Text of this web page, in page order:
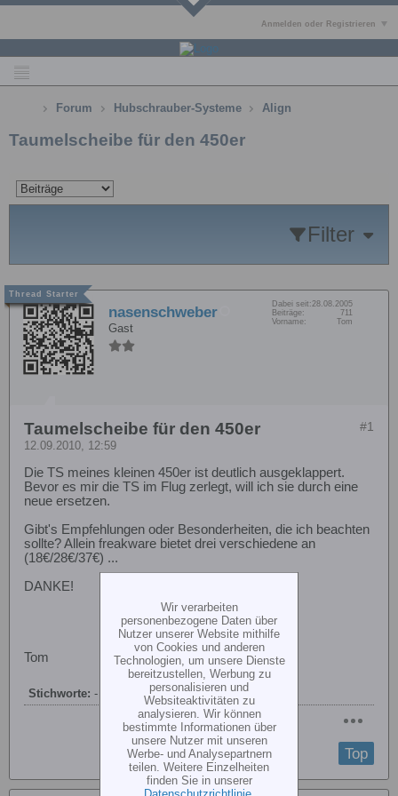
Anmelden oder Registrieren
Forum Hubschrauber-Systeme Align
Taumelscheibe für den 450er
Filter
nasenschweber
Gast
Dabei seit:28.08.2005
Beiträge:
711
Vorname:
Tom
#1
Taumelscheibe für den 450er
12.09.2010, 12:59
Die TS meines kleinen 450er ist deutlich ausgeklappert.
Bevor es mir die TS im Flug zerlegt, will ich sie durch eine
neue ersetzen.
Gibt's Empfehlungen oder Besonderheiten, die ich beachten
sollte? Allein freakware bietet drei verschiedene an
(18€/28€/37€) ...
DANKE!
Tom
Stichworte: -
Top
Wir verarbeiten
personenbezogene Daten über
Nutzer unserer Website mithilfe
von Cookies und anderen
Technologien, um unsere Dienste
bereitzustellen, Werbung zu
personalisieren und
Websiteaktivitäten zu
analysieren. Wir können
bestimmte Informationen über
unsere Nutzer mit unseren
Werbe- und Analysepartnern
teilen. Weitere Einzelheiten
finden Sie in unserer
Datenschutzrichtlinie.